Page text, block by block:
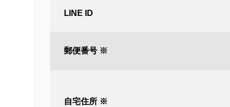
LINE ID
郵便番号 ※
自宅住所 ※